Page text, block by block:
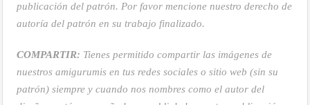
publicación del patrón. Por favor mencione nuestro derecho de
autoría del patrón en su trabajo finalizado.
COMPARTIR: Tienes permitido compartir las imágenes de
nuestros amigurumis en tus redes sociales o sitio web (sin su
patrón) siempre y cuando nos nombres como el autor del